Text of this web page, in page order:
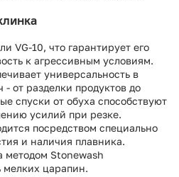
VG-10, что гарантирует его
к агрессивным условиям.
универсальность в
от разделки продуктов до
спуски от обуха способствуют
усилий при резке.
посредством специально
и наличия плавника.
методом Stonewash
царапин.